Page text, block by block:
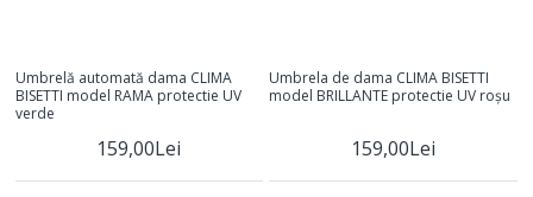
Umbrelă automată dama CLIMA
BISETTI model RAMA protectie UV
verde
159,00Lei
Umbrela de dama CLIMA BISETTI
model BRILLANTE protectie UV roșu
159,00Lei